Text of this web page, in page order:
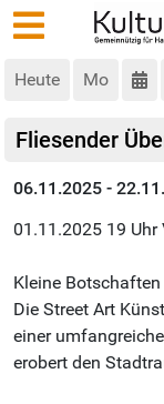
Heute Mo
Fliesender
06.11.2025 -
01.11.2025 19 Uhr
Kleine
Die Street Art
einer
erobert den